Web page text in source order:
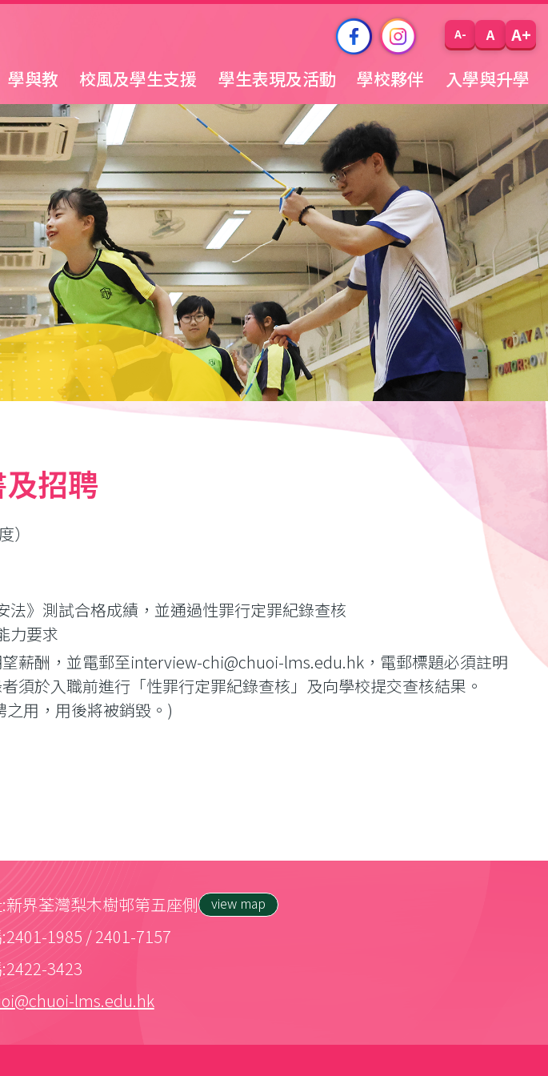
A- A A+
學與教 校風及學生支援 學生表現及活動 學校夥伴 入學與升學
招聘
法》測試合格成績，並通過性罪行定罪紀錄查核
力要求
薪酬，並電郵至interview-chi@chuoi-lms.edu.hk，電郵標題必須註明
須於入職前進行「性罪行定罪紀錄查核」及向學校提交查核結果。
用，用後將被銷毀。)
新界荃灣梨木樹邨第五座側 view map
2401-1985 / 2401-7157
2422-3423
lms.edu.hk